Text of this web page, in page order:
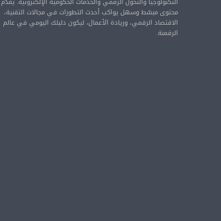
محتوى مبسّط وسهل يواكب أحدث التطورات في مجالات التقنية،
الاقتصاد الرقمي، وريادة الأعمال، ليكون دليلك اليومي في عالم
الرقمنة.